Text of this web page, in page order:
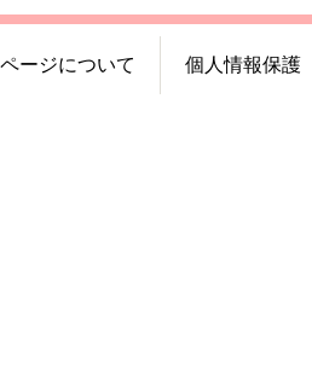
ージについて 個人情報保護